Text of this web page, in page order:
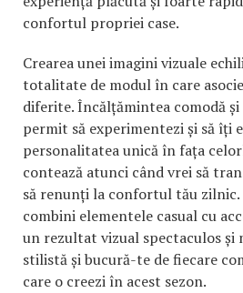
confortul propriei case.
Crearea unei imagini vizuale
totalitate de modul în care
diferite. Încălțămintea comodă
permit să experimentezi și să îți
personalitatea unică în fața
contează atunci când vrei să
să renunți la confortul tău zilnic.
combini elementele casual cu
un rezultat vizual spectaculos și
stilistă și bucură-te de fiecare
care o creezi în acest sezon.